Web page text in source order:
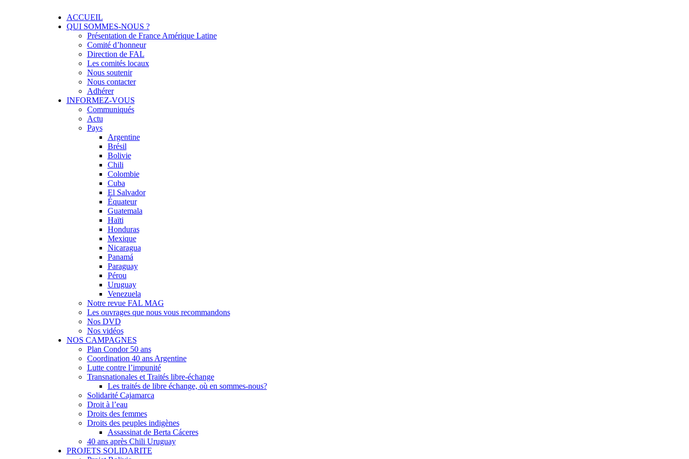
FRANCE AMERIQUE LATINE
Solidarité international et Amitiés entre les peuples
Skip
ACCUEIL
QUI SOMMES-NOUS ?
Présentation de France Amérique Latine
Comité d’honneur
Direction de FAL
Les comités locaux
Nous soutenir
Nous contacter
Adhérer
INFORMEZ-VOUS
Communiqués
Actu
Pays
Argentine
Brésil
Bolivie
Chili
Colombie
Cuba
El Salvador
Équateur
Guatemala
Haïti
Honduras
Mexique
Nicaragua
Panamá
Paraguay
Pérou
Uruguay
Venezuela
Notre revue FAL MAG
Les ouvrages que nous vous recommandons
Nos DVD
Nos vidéos
NOS CAMPAGNES
Plan Condor 50 ans
Coordination 40 ans Argentine
Lutte contre l’impunité
Transnationales et Traités libre-échange
Les traités de libre échange, où en sommes-nous?
Solidarité Cajamarca
Droit à l’eau
Droits des femmes
Droits des peuples indigènes
Assassinat de Berta Cáceres
40 ans après Chili Uruguay
PROJETS SOLIDARITE